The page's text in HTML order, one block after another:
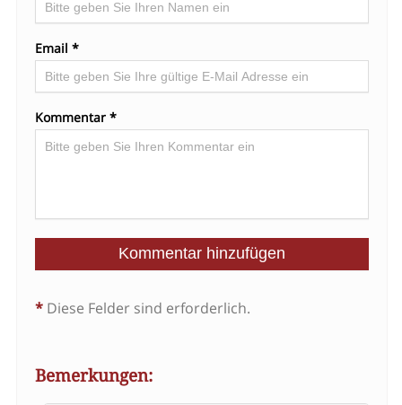
Email *
Kommentar *
*Diese Felder sind erforderlich.
Bemerkungen: